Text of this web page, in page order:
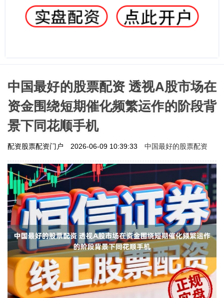
中国最好的股票配资 透视A股市场在
资金围绕短期催化频繁运作的阶段背
景下同花顺手机
配资股票配资门户 2026-06-09 10:39:33 中国最好的股票配资